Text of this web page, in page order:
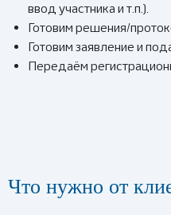
ввод участника и т.п.).
Готовим решения/
Готовим заявление и
Передаём
Что нужно от